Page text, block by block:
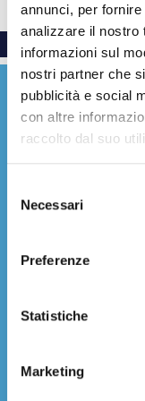
annunci, per
analizzare il nostro
informazioni sul
nostri partner che
pubblicità e social
con altre
raccolto dal suo
delNecessari
Preferenze
Statistiche
Marketing
Filosofia e
Filiali